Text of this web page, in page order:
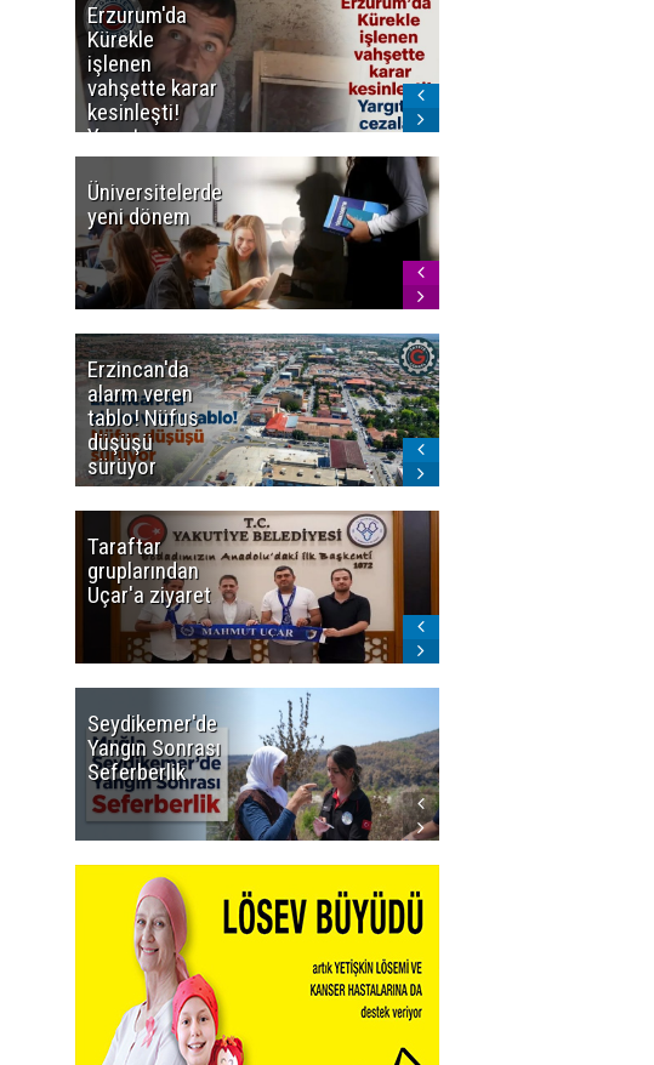
Erzurum'da
Kürekle
işlenen
vahşette karar
kesinleşti!
Yargıtay
cezaları onadı
Üniversitelerde
yeni dönem
Erzincan'da
alarm veren
tablo! Nüfus
düşüşü
sürüyor
Taraftar
gruplarından
Uçar'a ziyaret
Seydikemer'de
Yangın Sonrası
Seferberlik